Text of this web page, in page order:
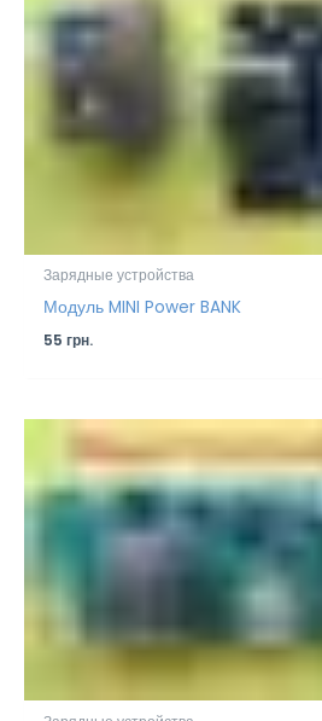
Зарядные устройства
Модуль MINI Power BANK
55грн.